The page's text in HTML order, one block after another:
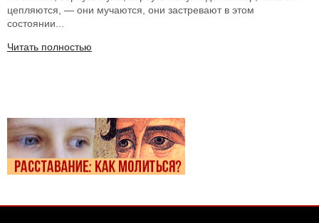
цепляются, — они мучаются, они застревают в этом
состоянии...
Читать полностью